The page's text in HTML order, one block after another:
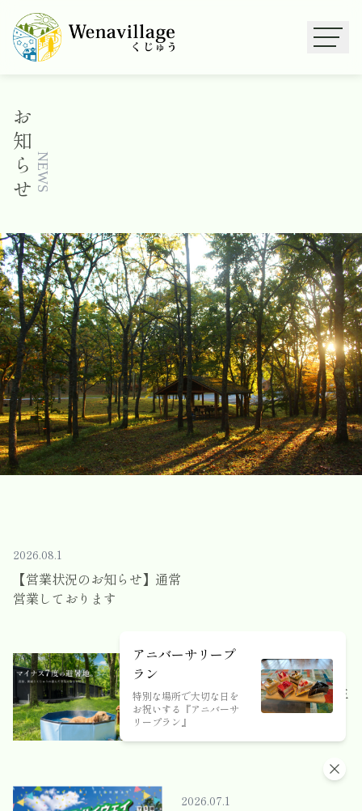
アニバーサリープ
ラン
特別な場所で大切な日を
お祝いする『アニバーサ
リープラン』
お
知
ら
せ NEWS
2026.08.1
【営業状況のお知らせ】通常
営業しております
【ファミリープラン】小学生
以下のお子様の宿泊料が無
料！夏休みは...
2026.07.1